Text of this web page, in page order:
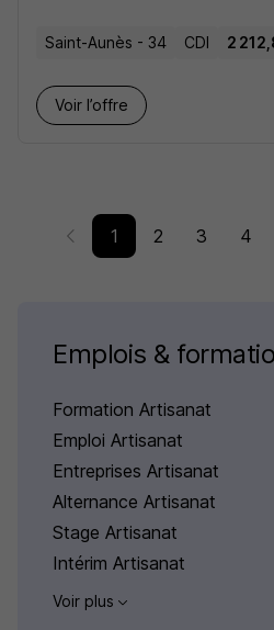
Saint-Aunès - 34 CDI 2
Voir l’offre
1 2 3 4
Emplois &
Formation Artisanat
Emploi Artisanat
Entreprises Artisanat
Alternance Artisanat
Stage Artisanat
Intérim Artisanat
Voir plus